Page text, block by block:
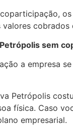
sem
a empresa
Petrópolis
física. Caso
empresarial.